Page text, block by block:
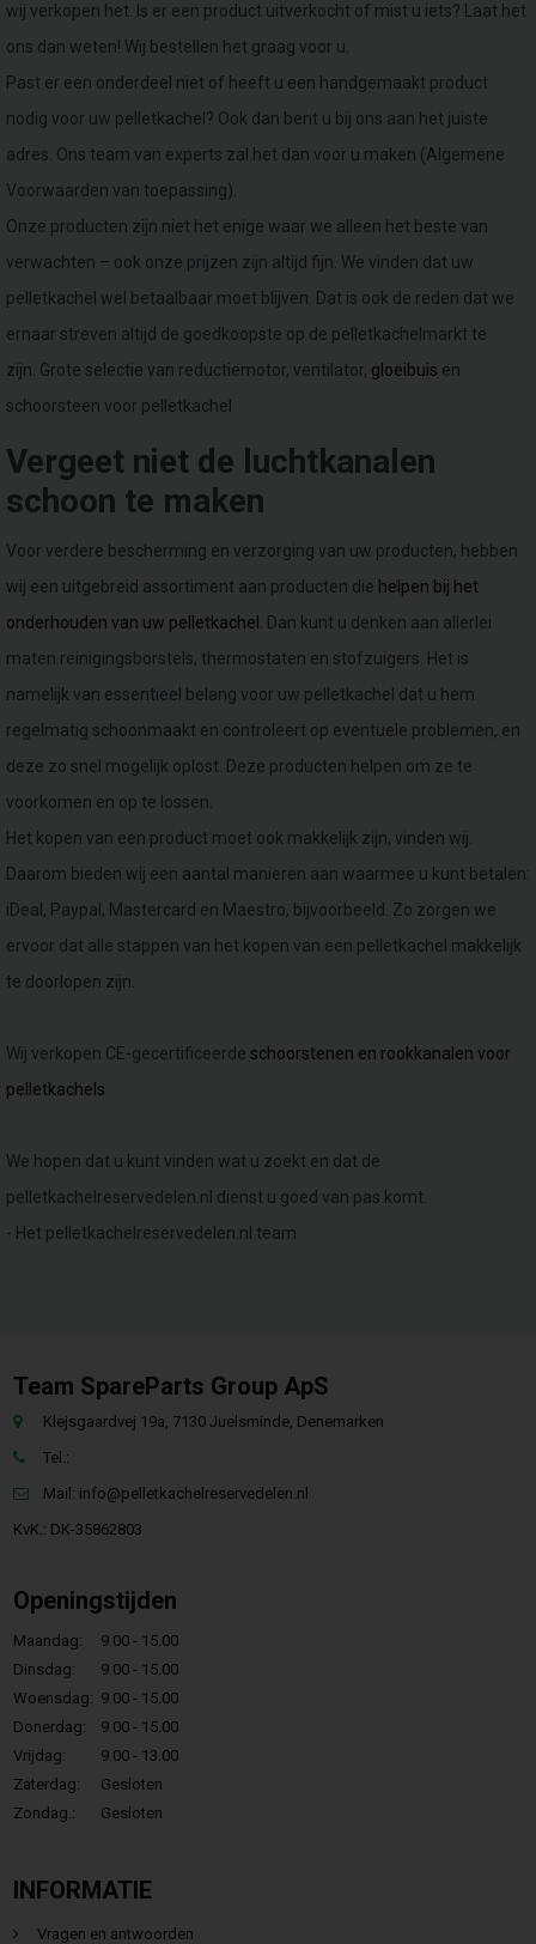
wij verkopen het. Is er een product uitverkocht of mist u iets? Laat het
ons dan weten! Wij bestellen het graag voor u.
Past er een onderdeel niet of heeft u een handgemaakt product
nodig voor uw pelletkachel? Ook dan bent u bij ons aan het juiste
adres. Ons team van experts zal het dan voor u maken (Algemene
Voorwaarden van toepassing).
Onze producten zijn niet het enige waar we alleen het beste van
verwachten – ook onze prijzen zijn altijd fijn. We vinden dat uw
pelletkachel wel betaalbaar moet blijven. Dat is ook de reden dat we
ernaar streven altijd de goedkoopste op de pelletkachelmarkt te
zijn. Grote selectie van reductiemotor, ventilator, gloeibuis en
schoorsteen voor pelletkachel
Vergeet niet de luchtkanalen
schoon te maken
Voor verdere bescherming en verzorging van uw producten, hebben
wij een uitgebreid assortiment aan producten die helpen bij het
onderhouden van uw pelletkachel
. Dan kunt u denken aan allerlei
maten reinigingsborstels, thermostaten en stofzuigers. Het is
namelijk van essentieel belang voor uw pelletkachel dat u hem
regelmatig schoonmaakt en controleert op eventuele problemen, en
deze zo snel mogelijk oplost. Deze producten helpen om ze te
voorkomen en op te lossen.
Het kopen van een product moet ook makkelijk zijn, vinden wij.
Daarom bieden wij een aantal manieren aan waarmee u kunt betalen:
iDeal, Paypal, Mastercard en Maestro, bijvoorbeeld. Zo zorgen we
ervoor dat alle stappen van het kopen van een pelletkachel makkelijk
te doorlopen zijn.
Wij verkopen CE-gecertificeerde schoorstenen en rookkanalen voor
pelletkachels
We hopen dat u kunt vinden wat u zoekt en dat de
pelletkachelreservedelen.nl dienst u goed van pas komt.
- Het pelletkachelreservedelen.nl team
Team SpareParts Group ApS
Klejsgaardvej 19a, 7130 Juelsminde, Denemarken
Tel.:
Mail: info@pelletkachelreservedelen.nl
KvK.: DK-35862803
Openingstijden
Maandag:
9.00 - 15.00
Dinsdag:
9.00 - 15.00
Woensdag: 9.00 - 15.00
Donerdag:
9.00 - 15.00
Vrijdag:
9.00 - 13.00
Zaterdag:
Gesloten
Zondag.:
Gesloten
INFORMATIE
Vragen en antwoorden